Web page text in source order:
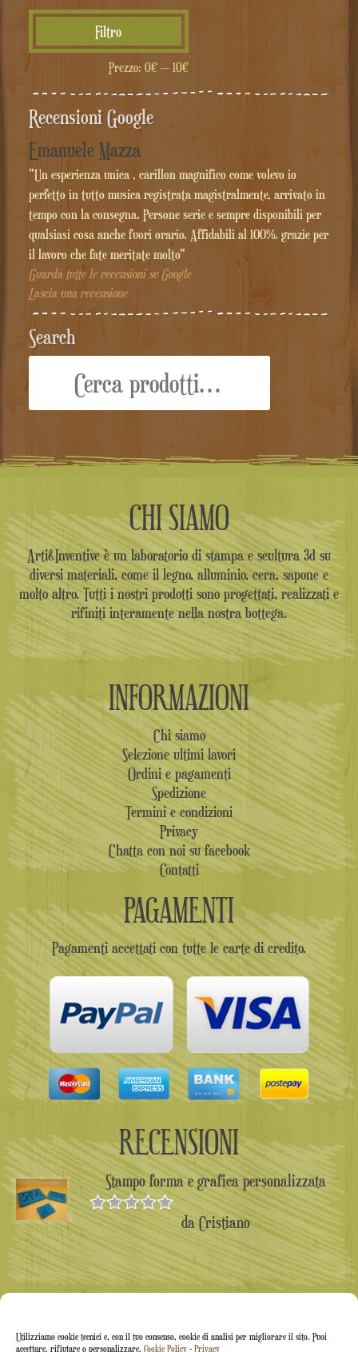
Utilizziamo cookie tecnici e, con il tuo consenso, cookie di analisi per migliorare il sito. Puoi
accettare, rifiutare o personalizzare. Cookie Policy - Privacy
Min
Max
Filtro
Prezzo: 0€— 10€
Recensioni Google
Emanuele Mazza
"Un esperienza unica , carillon magnifico come volevo io
perfetto in tutto musica registrata magistralmente, arrivato in
tempo con la consegna. Persone serie e sempre disponibili per
qualsiasi cosa anche fuori orario. Affidabili al 100%. grazie per
il lavoro che fate meritate molto"
Guarda tutte le recensioni su Google
Lascia una recensione
Search
CHI SIAMO
Arti&Inventive è un laboratorio di stampa e scultura 3d su
diversi materiali, come il legno, alluminio, cera, sapone e
molto altro. Tutti i nostri prodotti sono progettati, realizzati e
rifiniti interamente nella nostra bottega.
INFORMAZIONI
Chi siamo
Selezione ultimi lavori
Ordini e pagamenti
Spedizione
Termini e condizioni
Privacy
Chatta con noi su facebook
Contatti
PAGAMENTI
Pagamenti accettati con tutte le carte di credito.
RECENSIONI
Stampo forma e grafica personalizzata
Valutato5
su 5
da Cristiano